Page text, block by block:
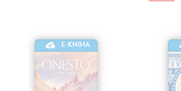
E-KNIHA